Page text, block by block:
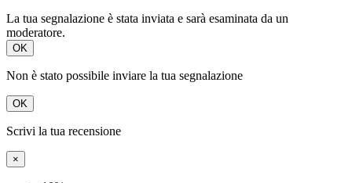
La tua segnalazione è stata inviata e sarà esaminata da un
moderatore.
OK
Non è stato possibile inviare la tua segnalazione
OK
Scrivi la tua recensione
×